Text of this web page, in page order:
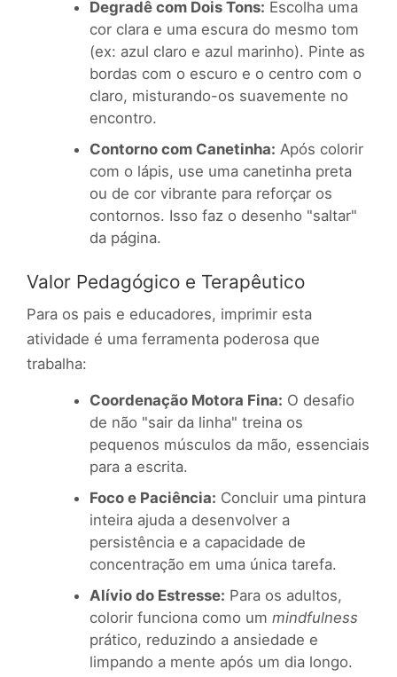
Degradê com Dois Tons: Escolha uma
cor clara e uma escura do mesmo tom
(ex: azul claro e azul marinho). Pinte as
bordas com o escuro e o centro com o
claro, misturando-os suavemente no
encontro.
Contorno com Canetinha: Após colorir
com o lápis, use uma canetinha preta
ou de cor vibrante para reforçar os
contornos. Isso faz o desenho "saltar"
da página.
Valor Pedagógico e Terapêutico
Para os pais e educadores, imprimir esta
atividade é uma ferramenta poderosa que
trabalha:
Coordenação Motora Fina: O desafio
de não "sair da linha" treina os
pequenos músculos da mão, essenciais
para a escrita.
Foco e Paciência: Concluir uma pintura
inteira ajuda a desenvolver a
persistência e a capacidade de
concentração em uma única tarefa.
Alívio do Estresse: Para os adultos,
colorir funciona como um mindfulness
prático, reduzindo a ansiedade e
limpando a mente após um dia longo.